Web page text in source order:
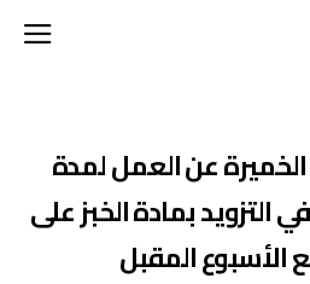
عن العمل لمدة
التزويد بمادة الخبز على
الأسبوع المقبل